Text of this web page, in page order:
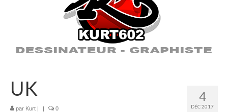
4
DÉC 2017
UK
par Kurt | | 0